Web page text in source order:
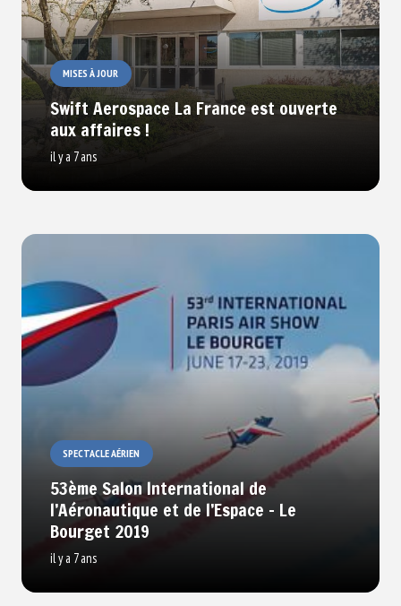
MISES À JOUR
Swift Aerospace La France est ouverte
aux affaires !
il y a 7 ans
SPECTACLE AÉRIEN
53ème Salon International de
l’Aéronautique et de l’Espace – Le
Bourget 2019
il y a 7 ans